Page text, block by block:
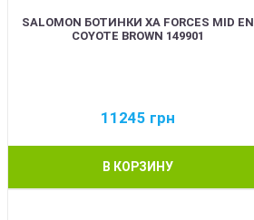
SALOMON БОТИНКИ XA FORCES MID EN
COYOTE BROWN 149901
11245 грн
В КОРЗИНУ